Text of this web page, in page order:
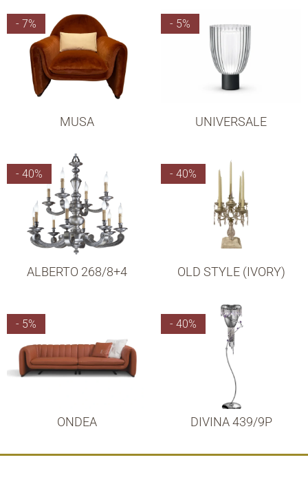
- 7%
MUSA
- 5%
UNIVERSALE
- 40%
ALBERTO 268/8+4
- 40%
OLD STYLE (IVORY)
- 5%
ONDEA
- 40%
DIVINA 439/9P